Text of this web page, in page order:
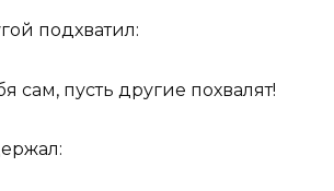
подхватил:
сам, пусть другие похвалят!